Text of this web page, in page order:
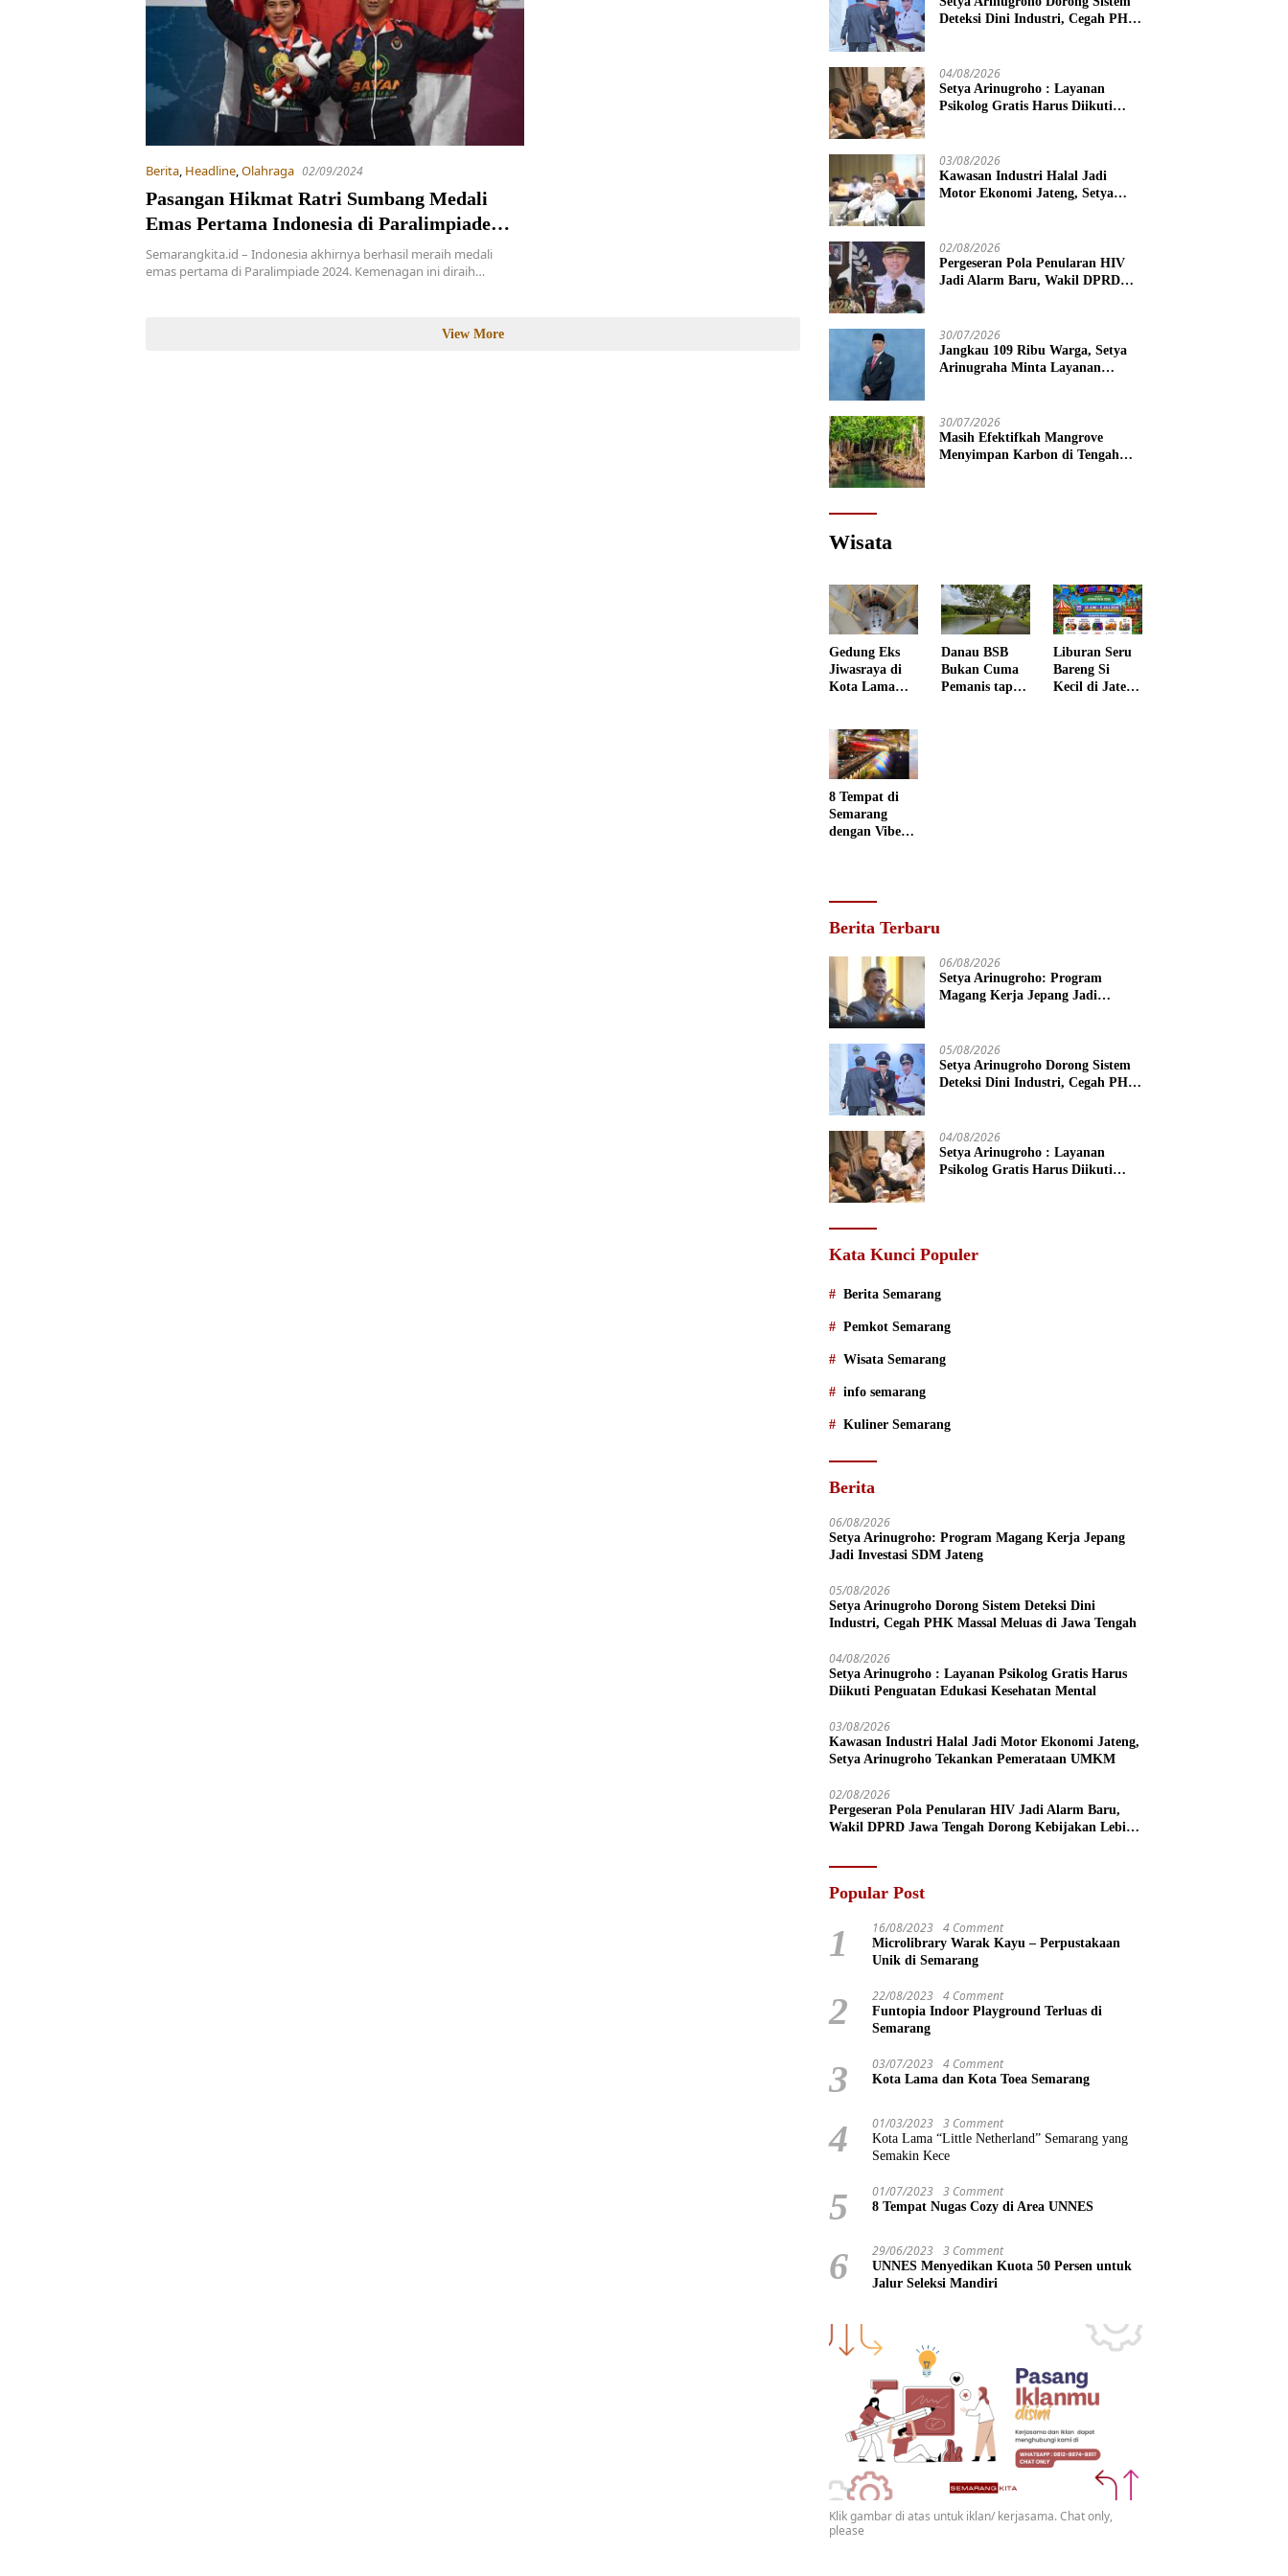
Berita, Headline,Olahraga 02/09/2024
Pasangan Hikmat Ratri Sumbang Medali
Emas Pertama Indonesia di Paralimpiade
2024
Semarangkita.id – Indonesia akhirnya berhasil meraih medali
emas pertama di Paralimpiade 2024. Kemenagan ini diraih…
View More
Deteksi Dini Industri, Cegah PHK
04/08/2026
Setya Arinugroho : Layanan
Psikolog Gratis Harus Diikuti
03/08/2026
Kawasan Industri Halal Jadi
Motor Ekonomi Jateng, Setya
02/08/2026
Pergeseran Pola Penularan HIV
Jadi Alarm Baru, Wakil DPRD
30/07/2026
Jangkau 109 Ribu Warga, Setya
Arinugraha Minta Layanan
30/07/2026
Masih Efektifkah Mangrove
Menyimpan Karbon di Tengah
Wisata
Gedung Eks
Jiwasraya di
Kota Lama
jadi Museum
Fotografi
Danau BSB
Bukan Cuma
Pemanis tapi
Liburan Seru
Bareng Si
Kecil di Jateng
8 Tempat di
Semarang
dengan Vibes
Berita Terbaru
06/08/2026
Setya Arinugroho: Program
Magang Kerja Jepang Jadi
05/08/2026
Setya Arinugroho Dorong Sistem
Deteksi Dini Industri, Cegah PHK
04/08/2026
Setya Arinugroho : Layanan
Psikolog Gratis Harus Diikuti
Kata Kunci Populer
Berita Semarang
Pemkot Semarang
Wisata Semarang
info semarang
Kuliner Semarang
Berita
06/08/2026
Setya Arinugroho: Program Magang Kerja Jepang
Jadi Investasi SDM Jateng
05/08/2026
Setya Arinugroho Dorong Sistem Deteksi Dini
Industri, Cegah PHK Massal Meluas di Jawa Tengah
04/08/2026
Setya Arinugroho : Layanan Psikolog Gratis Harus
Diikuti Penguatan Edukasi Kesehatan Mental
03/08/2026
Kawasan Industri Halal Jadi Motor Ekonomi Jateng,
Setya Arinugroho Tekankan Pemerataan UMKM
02/08/2026
Pergeseran Pola Penularan HIV Jadi Alarm Baru,
Wakil DPRD Jawa Tengah Dorong Kebijakan Lebih
Popular Post
1 16/08/2023 4 Comment
Microlibrary Warak Kayu – Perpustakaan
Unik di Semarang
2 22/08/2023 4 Comment
Funtopia Indoor Playground Terluas di
Semarang
3 03/07/2023 4 Comment
Kota Lama dan Kota Toea Semarang
4 01/03/2023 3 Comment
Kota Lama “Little Netherland” Semarang yang
Semakin Kece
5 01/07/2023 3 Comment
8 Tempat Nugas Cozy di Area UNNES
6 29/06/2023 3 Comment
UNNES Menyedikan Kuota 50 Persen untuk
Jalur Seleksi Mandiri
Klik gambar di atas untuk iklan/ kerjasama. Chat only,
please